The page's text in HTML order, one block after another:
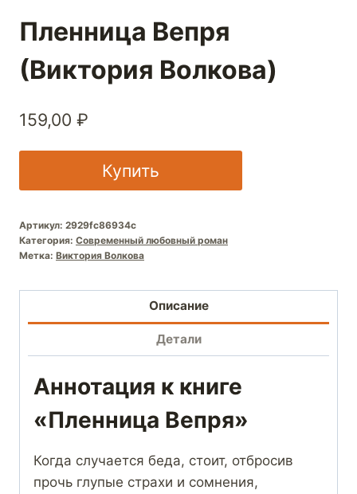
Пленница Вепря
(Виктория Волкова)
159,00 ₽
Купить
Артикул: 2929fc86934c
Категория: Современный любовный роман
Метка: Виктория Волкова
Описание
Детали
Аннотация к книге
«Пленница Вепря»
Когда случается беда, стоит, отбросив
прочь глупые страхи и сомнения,